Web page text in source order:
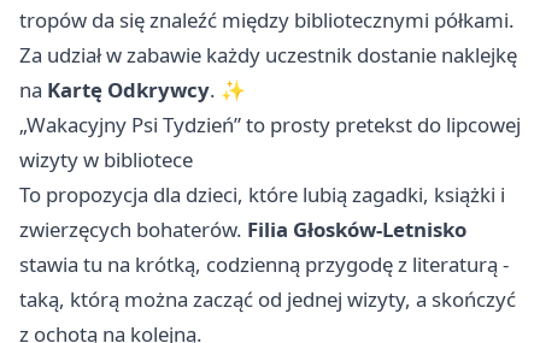
tropów da się znaleźć między bibliotecznymi półkami.
Za udział w zabawie każdy uczestnik dostanie naklejkę
na Kartę Odkrywcy. ✨
„Wakacyjny Psi Tydzień” to prosty pretekst do lipcowej
wizyty w bibliotece
To propozycja dla dzieci, które lubią zagadki, książki i
zwierzęcych bohaterów. Filia Głosków-Letnisko
stawia tu na krótką, codzienną przygodę z literaturą -
taką, którą można zacząć od jednej wizyty, a skończyć
z ochotą na kolejną.